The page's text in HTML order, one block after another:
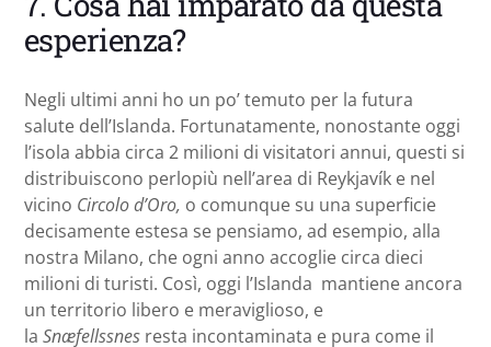
esperienza?
Negli ultimi anni ho un po’ temuto per la futura
salute dell’Islanda. Fortunatamente, nonostante oggi
l’isola abbia circa 2 milioni di visitatori annui, questi si
distribuiscono perlopiù nell’area di Reykjavík e nel
vicino Circolo d’Oro, o comunque su una superficie
decisamente estesa se pensiamo, ad esempio, alla
nostra Milano, che ogni anno accoglie circa dieci
milioni di turisti. Così, oggi l’Islanda mantiene ancora
un territorio libero e meraviglioso, e
la Snæfellssnes resta incontaminata e pura come il